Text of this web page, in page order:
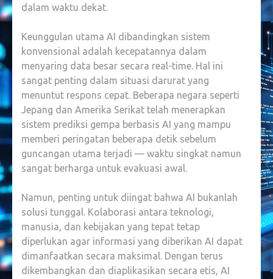
dalam waktu dekat.
Keunggulan utama AI dibandingkan sistem
konvensional adalah kecepatannya dalam
menyaring data besar secara real-time. Hal ini
sangat penting dalam situasi darurat yang
menuntut respons cepat. Beberapa negara seperti
Jepang dan Amerika Serikat telah menerapkan
sistem prediksi gempa berbasis AI yang mampu
memberi peringatan beberapa detik sebelum
guncangan utama terjadi — waktu singkat namun
sangat berharga untuk evakuasi awal.
Namun, penting untuk diingat bahwa AI bukanlah
solusi tunggal. Kolaborasi antara teknologi,
manusia, dan kebijakan yang tepat tetap
diperlukan agar informasi yang diberikan AI dapat
dimanfaatkan secara maksimal. Dengan terus
dikembangkan dan diaplikasikan secara etis, AI